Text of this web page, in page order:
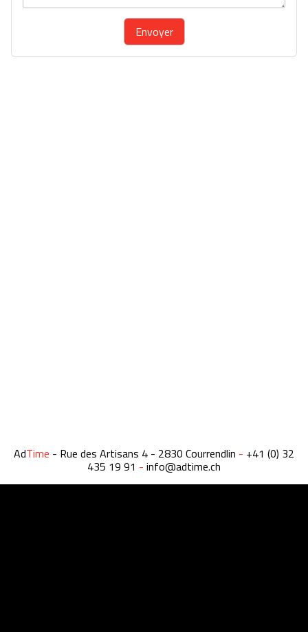
Envoyer
AdTime - Rue des Artisans 4 - 2830 Courrendlin - +41 (0) 32
435 19 91 - info@adtime.ch